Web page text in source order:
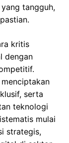
tangguh,
kritis
dengan
serta
teknologi
mulai
strategis,